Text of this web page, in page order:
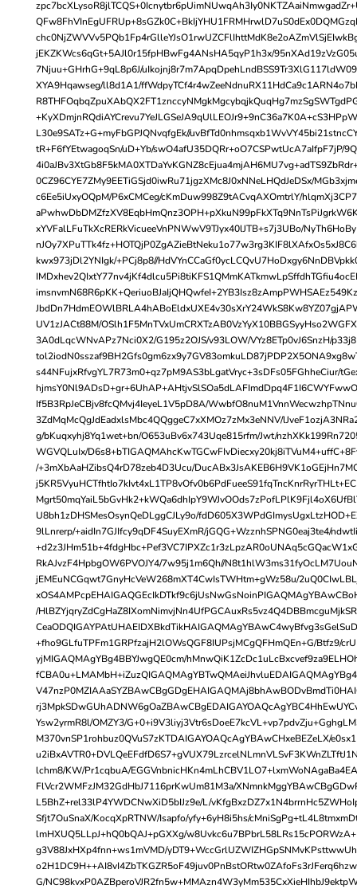
jEKZKWcs6qGt+5AJl0r15fpHBwFg4ANsHA5qyP1h3x/
7Njuu+GHrhG+9qL8p6J/
XYA9Hqawseg/ll8d1A1/
L30e9SATz+G+myFbGPJQNvqfgEk//
tR+F6fYEtwagoqSn/uD+Yb/swO4afU35DQRr+oO7CSPwtUcA7aIfpF7jP/
0CZ96CYE7ZMy9EETiGSjd0iwRu71jgzXMc8J0xNNeLHQdJeDSx/
c6Ee5iUxyOQpM/P6xCMCeg/cKmDuw998Z9tACvqAXOmtrlY/
xYVFalLFuTkXcRERkVicueeVnPNWwV9TJyx40lJTB+s7j3UBo/
kwx973jDl2YNIgk/+PCj8p8//
UV1zJACt88M/
3A0dLqcWNvAPz7Nci0X2/G195z2OJS/v93LOW/VYz8ETp0vJ6SnzH/
s44NFujxRfvgYL7R73m0+qz7pM9AS3bLgatVryc+3sDFs05FGhheCiur/
If5B3RpJeCBjv8fcQMvj4IeyeL1V5pD8A/
3ZdMqMcQgJdEadxlsMbc4QQggeC7xXMOz7zMx3eNNV/
g/bKuqxyhj8Yq1wet+bn/O653uBv6x743Uqe815rfm/Jwt/
WGVQLuIx/
/+3mXbAaHZibsQ4rD78zeb4D3Ucu/
U8bh1zDHSMesOsynQeDLggCJLy9o/
9lLnrerp/+aidIn7GJIfcy9qDF4SuyEXmR/jGQG+WzznhSPNG0eaj3te4/
RkAJvzF4HpbgOW6PVOJY4/7w95j1m6Qh//
jEMEuNCGqwt7GnyHcVeW268mXT4CwIsTWHtm+gWz58u/
/
+fho9GLfuTPFm1GRPfzajH2lOWsQGF8IUPsjMCgQFHmQEn+G/Btfz9/
yjMIGAQMAgYBg4BBYJwgQE0cm/
Ysw2yrmR8l/OMZY3/
M370vnSP1rohbuz0QVuS7zKTDAIGAYOAQcAgYBAwCHxeBEZeLX/
lchm8/KW/Pr1cqbuA/
FlVcr2WMFzJM32GdHbJ7116prKwUm81M3a/
L5BhZ+rel33lP4YWDCNwXiD5bIJz9e/L/
Sfjt7OuSnaX/KocqXpRTNW/Isapfo/yfy+6yH8i5hs/
lmHXUQ5LLpJ+hQ0bQAJ+pGXXg/
g3V88JxHXp4fnn+ws1mVMD/
G/